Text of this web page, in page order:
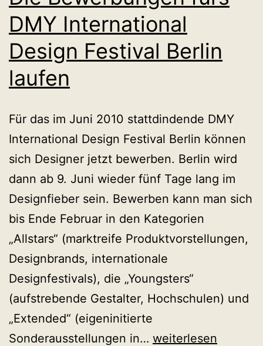
DMY International
Design Festival Berlin
laufen
Für das im Juni 2010 stattdindende DMY
International Design Festival Berlin können
sich Designer jetzt bewerben. Berlin wird
dann ab 9. Juni wieder fünf Tage lang im
Designfieber sein. Bewerben kann man sich
bis Ende Februar in den Kategorien
„Allstars“ (marktreife Produktvorstellungen,
Designbrands, internationale
Designfestivals), die „Youngsters“
(aufstrebende Gestalter, Hochschulen) und
„Extended“ (eigeninitierte
Sonderausstellungen in… Die
weiterlesen